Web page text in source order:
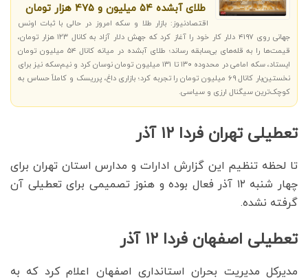
طلای آبشده ۵۴ میلیون و 475 هزار تومان
اقتصادنیوز: بازار طلا و سکه امروز در حالی با ثبات اونس
جهانی روی ۴۱۹۷ دلار کار خود را آغاز کرد که جهش دلار آزاد به کانال ۱۲۳ هزار تومان،
قیمت‌ها را به قله‌های بی‌سابقه رساند؛ طلای آبشده در میانه کانال ۵۴ میلیون تومان
ایستاد، سکه امامی در محدوده ۱۳۰ تا ۱۳۱ میلیون تومان نوسان کرد و نیم‌سکه نیز برای
نخستین‌بار کانال ۶۹ میلیون تومان را تجربه کرد؛ بازاری داغ، پرریسک و کاملاً حساس به
کوچک‌ترین سیگنال ارزی و سیاسی.
تعطیلی تهران فردا ۱۲ آذر
تا لحظه تنظیم این گزارش ادارات و مدارس استان تهران برای
چهار شنبه ۱۲ آذر فعال بوده و هنوز تصمیمی برای تعطیلی آن
گرفته نشده.
تعطیلی اصفهان فردا ۱۲ آذر
مدیرکل مدیریت بحران استانداری اصفهان اعلام کرد که به